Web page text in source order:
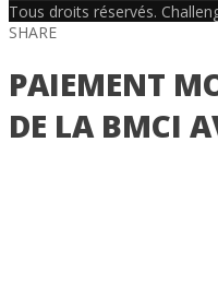
Tous droits réservés.
SHARE
PAIEMENT
DE LA BMCI